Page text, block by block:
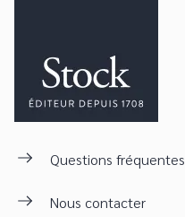
Questions fréquentes
Nous contacter